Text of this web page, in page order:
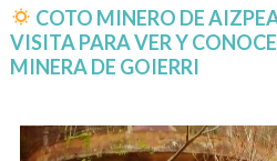
COTO MINERO DE
VISITA PARA VER Y
MINERA DE GOIERRI